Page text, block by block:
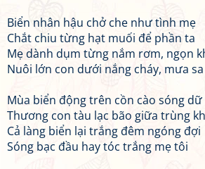
Biển nhân hậu chở che như tình mẹ
Chắt chiu từng hạt muối để phần ta
Mẹ dành dụm từng nắm rơm, ngọn
Nuôi lớn con dưới nắng cháy, mưa sa
Mùa biển động trên cồn cào sóng dữ
Thương con tàu lạc bão giữa trùng
Cả làng biển lại trắng đêm ngóng đợi
Sóng bạc đầu hay tóc trắng mẹ tôi